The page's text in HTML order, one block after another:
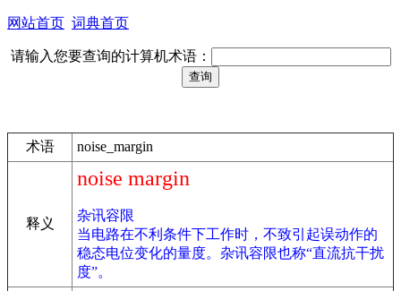
网站首页 词典首页
请输入您要查询的计算机术语：
术语 noise_margin
释义
noise margin
杂讯容限
当电路在不利条件下工作时，不致引起误动作的
稳态电位变化的量度。杂讯容限也称“直流抗干扰
度”。